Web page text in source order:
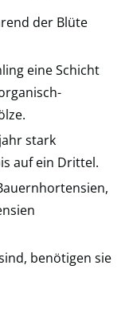
der Blüte
eine Schicht
stark
auf ein Drittel.
benötigen sie